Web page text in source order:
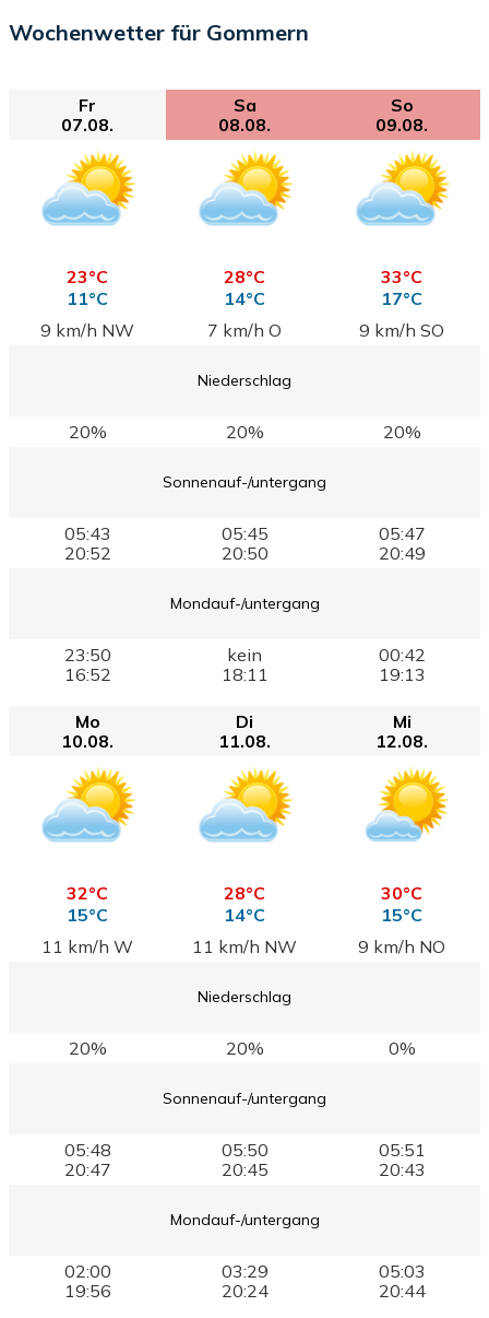
Wochenwetter für Gommern
Fr
07.08.
Sa
08.08.
So
09.08.
23°C
11°C
28°C
14°C
33°C
17°C
9 km/h NW
7 km/h O 9 km/h SO
Niederschlag
20% 20% 20%
Sonnenauf-/untergang
05:43
20:52
05:45
20:50
05:47
20:49
Mondauf-/untergang
23:50
16:52
kein
18:11
00:42
19:13
Mo
10.08.
Di
11.08.
Mi
12.08.
32°C
15°C
28°C
14°C
30°C
15°C
11 km/h W
11 km/h NW 9 km/h NO
Niederschlag
20% 20% 0%
Sonnenauf-/untergang
05:48
20:47
05:50
20:45
05:51
20:43
Mondauf-/untergang
02:00
19:56
03:29
20:24
05:03
20:44